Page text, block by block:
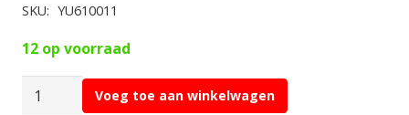
SKU: YU610011
12 op voorraad
Yuki
Voeg toe aan winkelwagen